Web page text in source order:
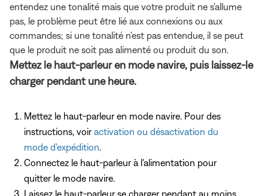
entendez une tonalité mais que votre produit ne s'allume
pas, le problème peut être lié aux connexions ou aux
commandes; si une tonalité n'est pas entendue, il se peut
que le produit ne soit pas alimenté ou produit du son.
Mettez le haut-parleur en mode navire, puis laissez-le
charger pendant une heure.
Mettez le haut-parleur en mode navire. Pour des
instructions, voiractivation ou désactivation du
mode d'expédition
Connectez le haut-parleur à l'alimentation pour
quitter le mode navire.
Laissez le haut-parleur se charger pendant au moins